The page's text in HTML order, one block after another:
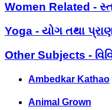
Women Related -
Yoga - યોગ તથા
Other Subjects -
Ambedkar Kathao
Animal Grown